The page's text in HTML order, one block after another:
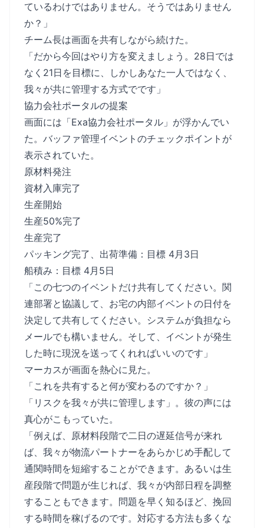
ているわけではありません。そうではありません
か？」
チーム長は画面を共有しながら続けた。
「だから今回はやり方を変えましょう。28日では
なく21日を目標に、しかしあなた一人ではなく、
我々が共に管理する方式でです」
協力会社ポータルの提案
画面には「Exa協力会社ポータル」が浮かんでい
た。バッファ管理イベントのチェックポイントが
表示されていた。
原材料発注
資材入庫完了
生産開始
生産50%完了
生産完了
パッキング完了、出荷準備：目標 4月3日
船積み：目標 4月5日
「この七つのイベントだけ共有してください。関
連部署と協議して、お宅の内部イベントの日付を
決定して共有してください。システムが負担なら
メールでも構いません。そして、イベントが発生
した時に現況を送ってくれればいいのです」
マーカスが画面を熱心に見た。
「これを共有すると何が変わるのですか？」
「リスクを我々が共に管理します」。彼の声には
真心がこもっていた。
「例えば、原材料段階で二日の遅延信号が来れ
ば、我々が物流パートナーをあらかじめ手配して
通関時間を短縮することができます。あるいは生
産段階で問題が生じれば、我々が内部日程を調整
することもできます。問題を早く知るほど、挽回
する時間を稼げるのです。対応する方法も多くな